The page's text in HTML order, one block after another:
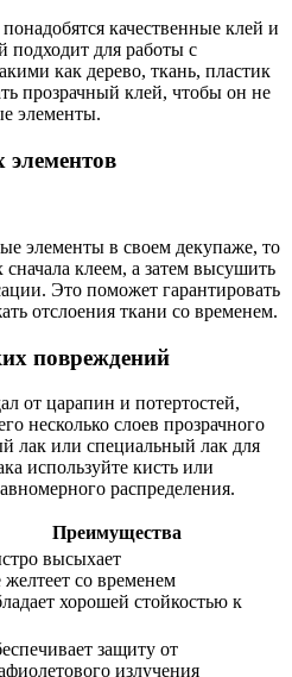
качественные клей и
подходит для работы с
как дерево, ткань, пластик
прозрачный клей, чтобы он не
элементы.
элементов
элементы в своем декупаже, то
клеем, а затем высушить
Это поможет гарантировать
отслоения ткани со временем.
повреждений
от царапин и потертостей,
несколько слоев прозрачного
лак или специальный лак для
используйте кисть или
распределения.
Преимущества
высыхает
со временем
хорошей стойкостью к
защиту от
излучения